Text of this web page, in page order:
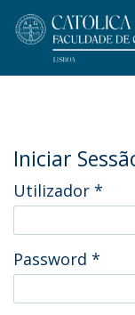
Iniciar
Utilizador *
Password *